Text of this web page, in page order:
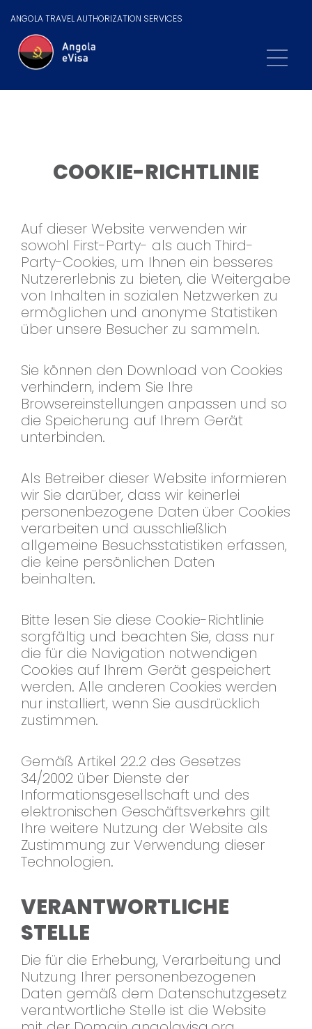
ANGOLA TRAVEL AUTHORIZATION SERVICES
COOKIE-RICHTLINIE
Auf dieser Website verwenden wir
sowohl First-Party- als auch Third-
Party-Cookies, um Ihnen ein besseres
Nutzererlebnis zu bieten, die Weitergabe
von Inhalten in sozialen Netzwerken zu
ermöglichen und anonyme Statistiken
über unsere Besucher zu sammeln.
Sie können den Download von Cookies
verhindern, indem Sie Ihre
Browsereinstellungen anpassen und so
die Speicherung auf Ihrem Gerät
unterbinden.
Als Betreiber dieser Website informieren
wir Sie darüber, dass wir keinerlei
personenbezogene Daten über Cookies
verarbeiten und ausschließlich
allgemeine Besuchsstatistiken erfassen,
die keine persönlichen Daten
beinhalten.
Bitte lesen Sie diese Cookie-Richtlinie
sorgfältig und beachten Sie, dass nur
die für die Navigation notwendigen
Cookies auf Ihrem Gerät gespeichert
werden. Alle anderen Cookies werden
nur installiert, wenn Sie ausdrücklich
zustimmen.
Gemäß Artikel 22.2 des Gesetzes
34/2002 über Dienste der
Informationsgesellschaft und des
elektronischen Geschäftsverkehrs gilt
Ihre weitere Nutzung der Website als
Zustimmung zur Verwendung dieser
Technologien.
VERANTWORTLICHE
STELLE
Die für die Erhebung, Verarbeitung und
Nutzung Ihrer personenbezogenen
Daten gemäß dem Datenschutzgesetz
verantwortliche Stelle ist die Website